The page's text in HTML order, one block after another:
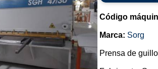
Código
Marca: Sorg
Prensa de